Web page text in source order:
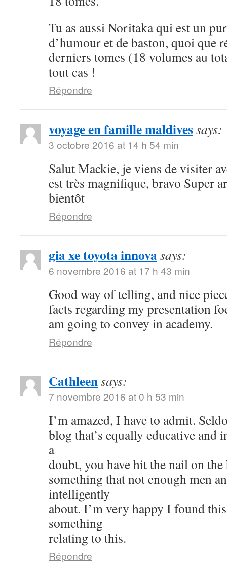
Tu as aussi Noritaka qui est un
d’humour et de baston, quoi que
derniers tomes (18 volumes au
tout cas !
Répondre
voyage en famille maldivessays:
3 octobre 2016 at 14 h 54 min
Salut Mackie, je viens de visiter
est très magnifique, bravo Super
bientôt
Répondre
gia xe toyota innovasays:
6 novembre 2016 at 17 h 43 min
Good way of telling, and nice
facts regarding my presentation
am going to convey in academy.
Répondre
Cathleensays:
7 novembre 2016 at 0 h 53 min
I’m amazed, I have to admit.
blog that’s equally educative and
a
doubt, you have hit the nail on the
something that not enough men
intelligently
about. I’m very happy I found
something
relating to this.
Répondre